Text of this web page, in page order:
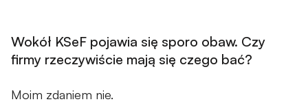
Wokół KSeF pojawia się sporo obaw. Czy
firmy rzeczywiście mają się czego bać?
Moim zdaniem nie.